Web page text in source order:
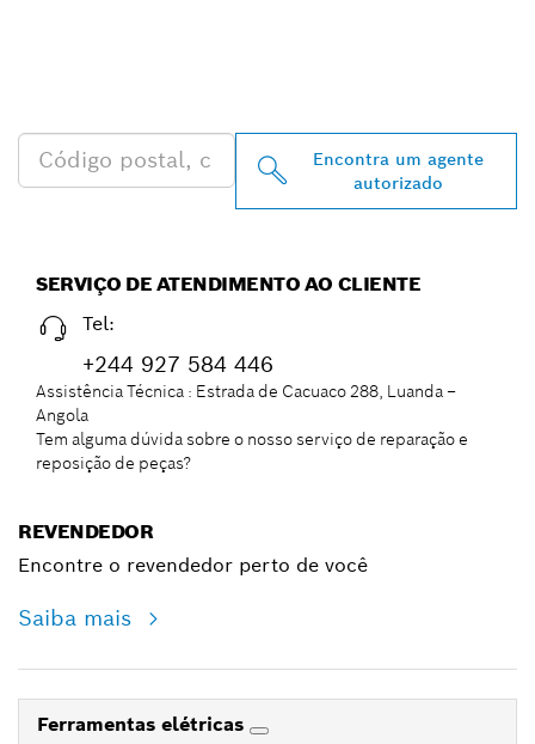
Encontra um agente
autorizado
SERVIÇO DE ATENDIMENTO AO CLIENTE
Tel:
+244 927 584 446
Assistência Técnica : Estrada de Cacuaco 288, Luanda –
Angola
Tem alguma dúvida sobre o nosso serviço de reparação e
reposição de peças?
REVENDEDOR
Encontre o revendedor perto de você
Saiba mais
Ferramentas elétricas